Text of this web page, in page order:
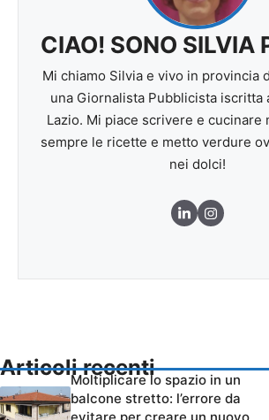
CIAO! SONO SILVIA
Mi chiamo Silvia e vivo in provincia
una Giornalista Pubblicista iscritta
Lazio. Mi piace scrivere e cucinare
sempre le ricette e metto verdure
nei dolci!
Articoli recenti
Moltiplicare lo spazio in un
balcone stretto: l’errore da